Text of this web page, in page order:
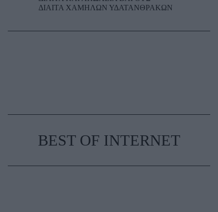
ΔΙΑΙΤΑ ΧΑΜΗΛΩΝ ΥΔΑΤΑΝΘΡΑΚΩΝ
BEST OF INTERNET